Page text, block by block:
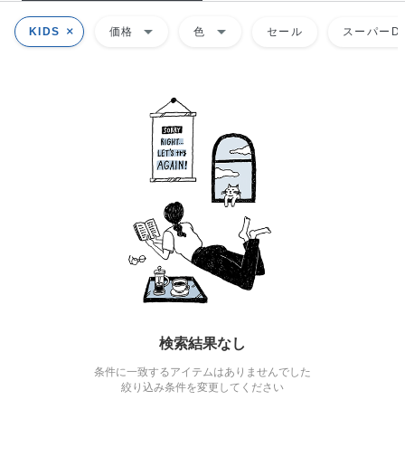
KIDS 価格 arrow_drop_down 色 arrow_drop_down セール スーパー
検索結果なし
条件に一致するアイテムはありませんでした
絞り込み条件を変更してください